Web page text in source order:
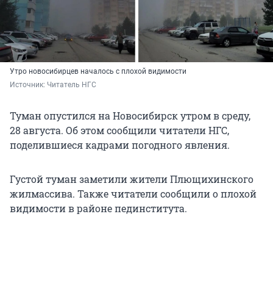
Утро новосибирцев началось с плохой видимости
Источник: Читатель НГС
Туман опустился на Новосибирск утром в среду,
28 августа. Об этом сообщили читатели НГС,
поделившиеся кадрами погодного явления.
Густой туман заметили жители Плющихинского
жилмассива. Также читатели сообщили о плохой
видимости в районе пединститута.